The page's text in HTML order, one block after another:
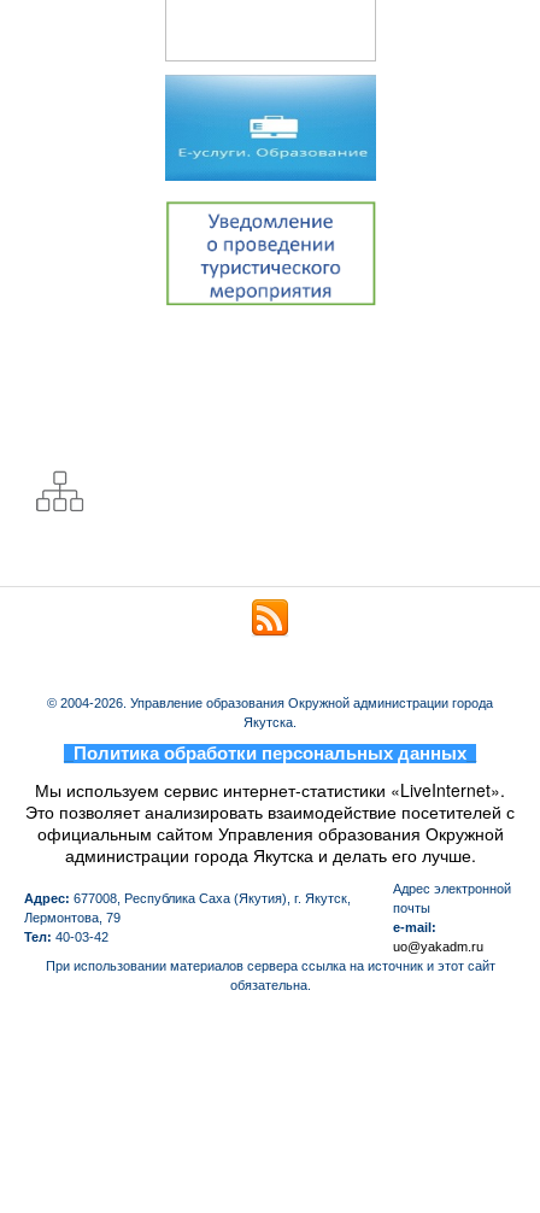
© 2004-2026. Управление образования Окружной администрации города
Якутска.
Политика обработки персональных данных
Мы используем сервис интернет-статистики «LiveInternet».
Это позволяет анализировать взаимодействие посетителей с
официальным сайтом Управления образования Окружной
администрации города Якутска и делать его лучше.
Адрес: 677008, Республика Саха (Якутия), г. Якутск,
Лермонтова, 79
Тел: 40-03-42
Aдрес электронной
почты
e-mail:
uo@yakadm.ru
При использовании материалов сервера ссылка на источник и этот сайт
обязательна.